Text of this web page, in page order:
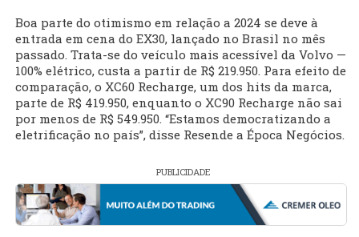
Boa parte do otimismo em relação a 2024 se deve à
entrada em cena do EX30, lançado no Brasil no mês
passado. Trata-se do veículo mais acessível da Volvo —
100% elétrico, custa a partir de R$ 219.950. Para efeito de
comparação, o XC60 Recharge, um dos hits da marca,
parte de R$ 419.950, enquanto o XC90 Recharge não sai
por menos de R$ 549.950. “Estamos democratizando a
eletrificação no país”, disse Resende a Época Negócios.
PUBLICIDADE